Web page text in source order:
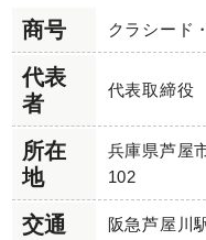
商号 クラシード
代表
者
代表取締役
所在
地
兵庫県芦屋
102
交通 阪急芦屋川